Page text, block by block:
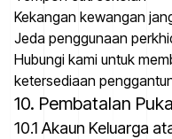
Kekangan kewangan
Jeda penggunaan
Hubungi kami untuk
ketersediaan
10. Pembatalan
10.1 Akaun Keluarga